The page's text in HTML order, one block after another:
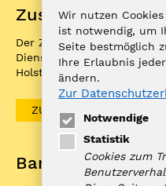
Der ZuFiSH ist ein
Dienstleistungen, die die
Holstein Ihnen als BürgerIn
ZUFISH
Bankverbindung
Wir nutzen
ist notwendig, um
Seite bestmöglich
Ihre Erlaubnis
ändern.
Zur
Notwendige
Statistik
Cookies zum